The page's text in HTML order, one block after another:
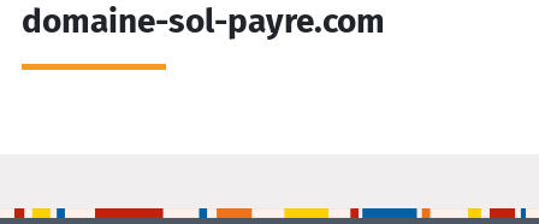
domaine-sol-payre.com